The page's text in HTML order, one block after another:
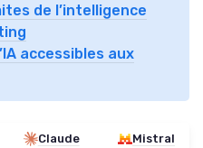
de l’intelligence
accessibles aux
Claude Mistral